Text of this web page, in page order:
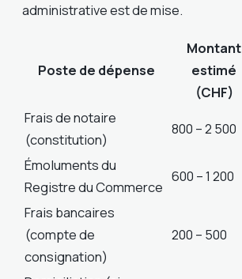
administrative est de mise.
Poste de dépense
Montant
estimé
(CHF)
Frais de notaire
(constitution)
800 – 2 500
Émoluments du
Registre du Commerce
600 – 1 200
Frais bancaires
(compte de
consignation)
200 – 500